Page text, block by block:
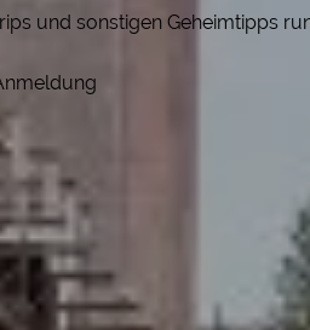
und sonstigen Geheimtipps